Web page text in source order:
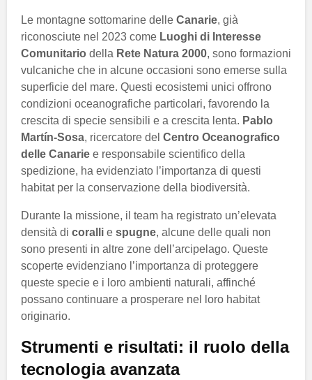
Le montagne sottomarine delle Canarie, già
riconosciute nel 2023 come Luoghi di Interesse
Comunitario della Rete Natura 2000, sono formazioni
vulcaniche che in alcune occasioni sono emerse sulla
superficie del mare. Questi ecosistemi unici offrono
condizioni oceanografiche particolari, favorendo la
crescita di specie sensibili e a crescita lenta. Pablo
Martín-Sosa, ricercatore del Centro Oceanografico
delle Canarie e responsabile scientifico della
spedizione, ha evidenziato l’importanza di questi
habitat per la conservazione della biodiversità.
Durante la missione, il team ha registrato un’elevata
densità di coralli e spugne, alcune delle quali non
sono presenti in altre zone dell’arcipelago. Queste
scoperte evidenziano l’importanza di proteggere
queste specie e i loro ambienti naturali, affinché
possano continuare a prosperare nel loro habitat
originario.
Strumenti e risultati: il ruolo della
tecnologia avanzata